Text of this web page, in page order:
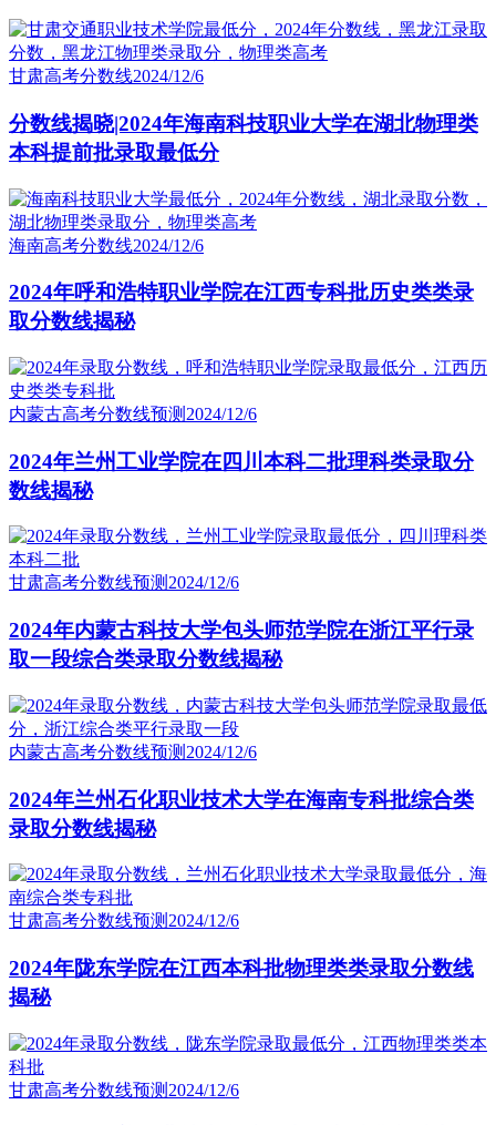
甘肃高考分数线2024/12/6
分数线揭晓|2024年海南科技职业大学在湖北物理类
本科提前批录取最低分
海南高考分数线2024/12/6
2024年呼和浩特职业学院在江西专科批历史类类录
取分数线揭秘
内蒙古高考分数线预测 2024/12/6
2024年兰州工业学院在四川本科二批理科类录取分
数线揭秘
甘肃高考分数线预测 2024/12/6
2024年内蒙古科技大学包头师范学院在浙江平行录
取一段综合类录取分数线揭秘
内蒙古高考分数线预测 2024/12/6
2024年兰州石化职业技术大学在海南专科批综合类
录取分数线揭秘
甘肃高考分数线预测 2024/12/6
2024年陇东学院在江西本科批物理类类录取分数线
揭秘
甘肃高考分数线预测 2024/12/6